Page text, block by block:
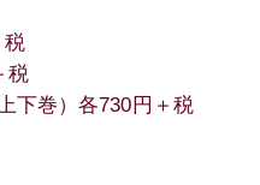
税
下巻）各730円＋税